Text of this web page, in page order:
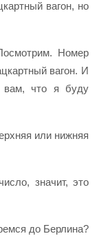
вагон, но
Номер
вагон. И
вам, что я буду
или нижняя
значит, это
до Берлина?